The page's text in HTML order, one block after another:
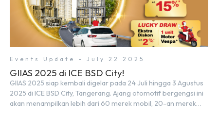
Events Update - July 22 2025
GIIAS 2025 di ICE BSD City!
GIIAS 2025 siap kembali digelar pada 24 Juli hingga 3 Agustus
2025 di ICE BSD City, Tangerang. Ajang otomotif bergengsi ini
akan menampilkan lebih dari 60 merek mobil, 20-an merek